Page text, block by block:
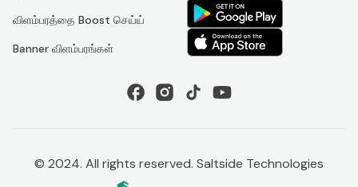
விளம்பரத்தை Boost செய்ய்
Banner விளம்பரங்கள்
© 2024. All rights reserved. Saltside Technologies